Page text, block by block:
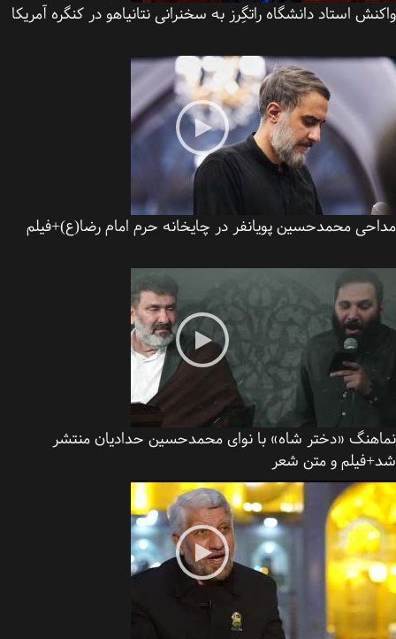
استاد دانشگاه راتگِرز به سخنرانی نتانیاهو در کنگره آمریکا
محمدحسین پویانفر در چایخانه حرم امام رضا(ع)+فیلم
«دختر شاه» با نوای محمدحسین حدادیان منتشر
و متن شعر